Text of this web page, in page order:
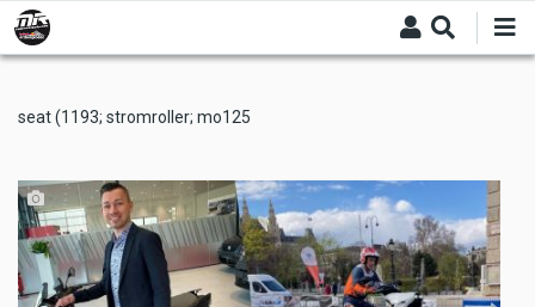
Skip
to
main
seat (1193; stromroller; mo125